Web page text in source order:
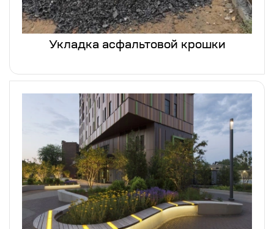
Укладка асфальтовой крошки